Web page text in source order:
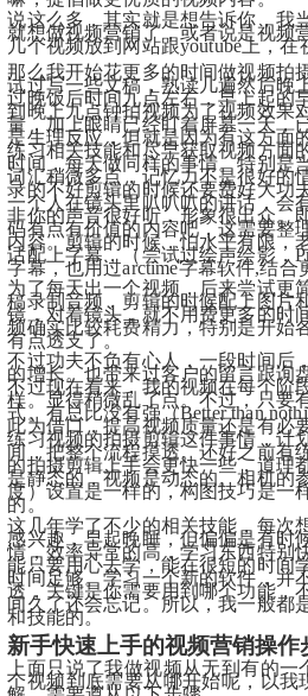
说这么多，其实就是想告诉你，我
就想做视频营销了，或者说是视频
几个视频放到网站跟youtube上，在
那么我开始花更多的时间做视频拍
试过写一些文稿，熟读几遍然后晚
过晚饭后时间九点左右，早上起的
到晚上九点钟拍视频为了视频效果
量，加上眼睛已经盯着屏幕一天，
是生理反应，但就是因为有这方面
练习相关技能和尽早获取视频方面
时间，每天做同样的事情。特别是
词汇稍微多点，记忆力不是很好的
录的不好剪辑的时候还要费好大功
一个人在镜头里叭叭叭的讲话，会
非你的声音很好听，形象很出众。
码有点有价值的内容吧，这需要整
内容。剪辑的时候，怕水平有限，
话配上字幕，（尝试过绘声绘影，
字幕，也用过arctime字幕软件,结合
为了每天出一个视频，后来尝试更
稿录制音频，剪辑的时候配上图片
镜，对着镜头，就不用费更多的时
频确实比较耗费精力，特别是开始
有点透支了。
不过功夫不负有心人，一段时间后
的增长。也带来过客户的留言跟询
不过现在看来，我的视频在每个阶
样。显得稍微乱了点。不过，只要
式。有总比没有强（Better than
此为借口，提高视频质量还是有必
练习视频的拍摄剪辑这件事情，计
间，把整个流程摸透。还好之前有
的拍摄剪辑上手会更快一些，道理
是静态的，视频是动态的。相机的
度）设置是一样的，构图技巧是一
的。
这几年学了不少的相关技能，每次
感兴趣，早起晚睡，但偏偏是有时
情，效率异常的高，学习东西特别
能只要用心去学，能在很短的时间
时间足够。学习一个新的软件，并
透，关键是你需要用到哪个功能，
间久了还会忘记。所以，我一般都
和技能的。
新手快速上手的视频营销操作
上面只说了我做视频从无到有的
个视频到底需要从哪开始呢，以我